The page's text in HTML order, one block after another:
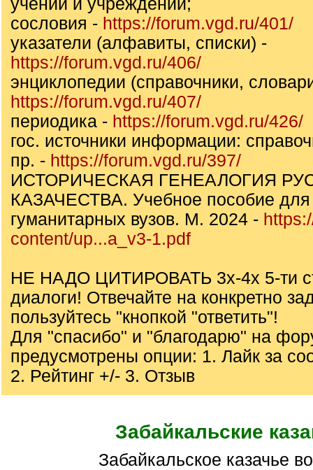
учений и учреждений;
сословия - https://forum.vgd.ru/401/
указатели (алфавиты, списки) -
https://forum.vgd.ru/406/
энциклопедии (справочники,
https://forum.vgd.ru/407/
периодика - https://forum.vgd.ru/426/
гос. источники информации:
пр. - https://forum.vgd.ru/397/
ИСТОРИЧЕСКАЯ ГЕНЕАЛОГИЯ
КАЗАЧЕСТВА. Учебное пособие для
гуманитарных вузов. М. 2024 -
content/up...a_v3-1.pdf
НЕ НАДО ЦИТИРОВАТЬ 3х-4х 5-ти
диалоги! Отвечайте на конкретно
пользуйтесь "кнопкой "ответить"!
Для "спасибо" и "благодарю" на
предусмотрены опции: 1. Лайк за
2. Рейтинг +/- 3. Отзыв
Забайкальские
Забайкальское казачье